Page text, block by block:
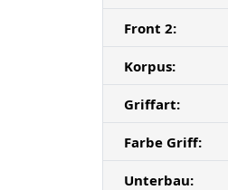
Front 2:
Korpus:
Griffart:
Farbe Griff:
Unterbau: